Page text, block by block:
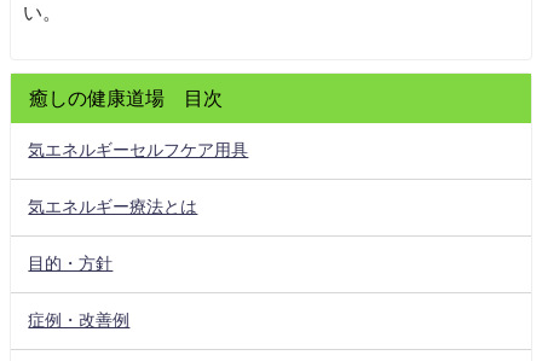
い。
癒しの健康道場 目次
気エネルギーセルフケア用具
気エネルギー療法とは
目的・方針
症例・改善例